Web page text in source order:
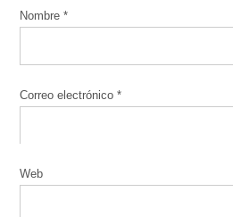
Nombre*
Correo electrónico*
Web